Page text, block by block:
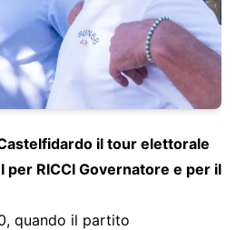
il tour elettorale
per RICCI Governatore e per il
quando il partito